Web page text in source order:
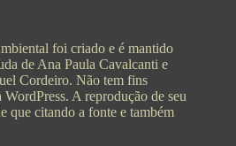
foi criado e é mantido
de Ana Paula Cavalcanti e
Cordeiro. Não tem fins
A reprodução de seu
que citando a fonte e também